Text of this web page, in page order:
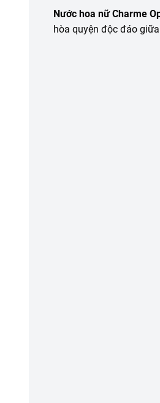
Nước hoa nữ Charme
hòa quyện độc đáo